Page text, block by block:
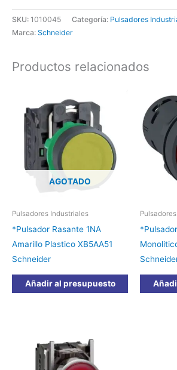
SKU: 1010045 Categoría: Pulsadores
Marca: Schneider
Productos relacionados
AGOTADO
Pulsadores Industriales
*Pulsador Rasante 1NA
Amarillo Plastico XB5AA51
Schneider
Añadir al presupuesto